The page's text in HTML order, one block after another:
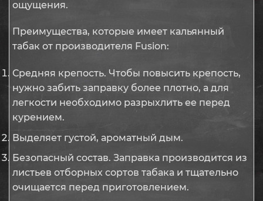
ощущения.
Преимущества, которые имеет кальянный
табак от производителя Fusion:
Средняя крепость. Чтобы повысить крепость,
нужно забить заправку более плотно, а для
легкости необходимо разрыхлить ее перед
курением.
Выделяет густой, ароматный дым.
Безопасный состав. Заправка производится из
листьев отборных сортов табака и тщательно
очищается перед приготовлением.